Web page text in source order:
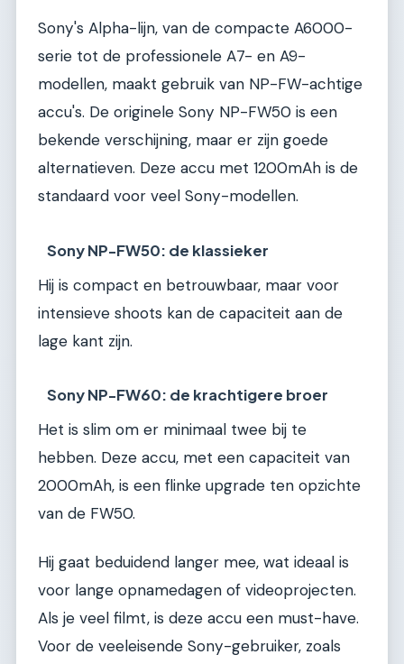
Sony's Alpha-lijn, van de compacte A6000-
serie tot de professionele A7- en A9-
modellen, maakt gebruik van NP-FW-achtige
accu's. De originele Sony NP-FW50 is een
bekende verschijning, maar er zijn goede
alternatieven. Deze accu met 1200mAh is de
standaard voor veel Sony-modellen.
Sony NP-FW50: de klassieker
Hij is compact en betrouwbaar, maar voor
intensieve shoots kan de capaciteit aan de
lage kant zijn.
Sony NP-FW60: de krachtigere broer
Het is slim om er minimaal twee bij te
hebben. Deze accu, met een capaciteit van
2000mAh, is een flinke upgrade ten opzichte
van de FW50.
Hij gaat beduidend langer mee, wat ideaal is
voor lange opnamedagen of videoprojecten.
Als je veel filmt, is deze accu een must-have.
Voor de veeleisende Sony-gebruiker, zoals